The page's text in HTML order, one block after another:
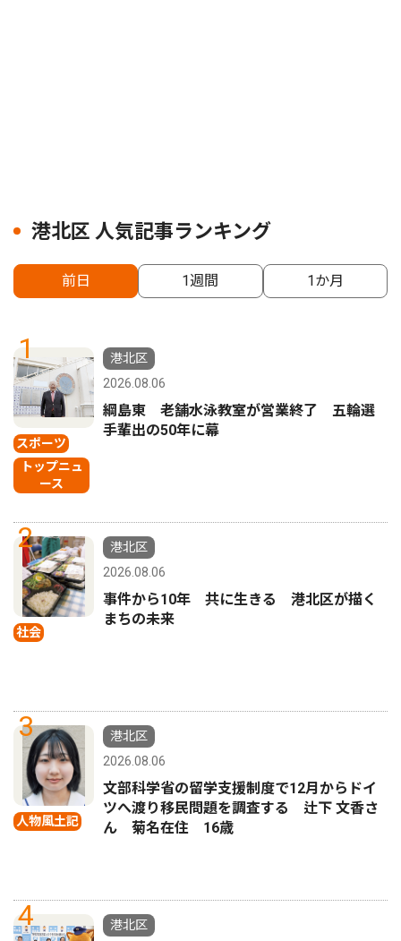
港北区 人気記事ランキング
前日 1週間 1か月
1
スポーツ
トップニュ
ース
港北区
2026.08.06
綱島東 老舗水泳教室が営業終了 五輪選
手輩出の50年に幕
2
社会
港北区
2026.08.06
事件から10年 共に生きる 港北区が描く
まちの未来
3
人物風土記
港北区
2026.08.06
文部科学省の留学支援制度で12月からドイ
ツへ渡り移民問題を調査する 辻下 文香さ
ん 菊名在住 16歳
4
港北区